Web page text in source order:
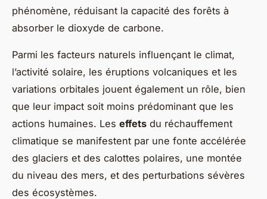
phénomène, réduisant la capacité des forêts à
absorber le dioxyde de carbone.
Parmi les facteurs naturels influençant le climat,
l’activité solaire, les éruptions volcaniques et les
variations orbitales jouent également un rôle, bien
que leur impact soit moins prédominant que les
actions humaines. Les effets du réchauffement
climatique se manifestent par une fonte accélérée
des glaciers et des calottes polaires, une montée
du niveau des mers, et des perturbations sévères
des écosystèmes.